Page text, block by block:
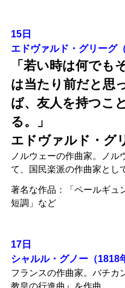
15日
エドヴァルド・グリーグ
「 若い時は何でも
は当たり前だと思
ば、友人を持つこ
る。
」
エドヴァルド・グ
ノルウェーの作曲家。ノル
て、国民楽派の作曲家とし
著名な作品：「ペールギ
短調」など
17日
シャルル・グノー（1818
フランスの作曲家。バチカ
教皇の行進曲』を作曲。